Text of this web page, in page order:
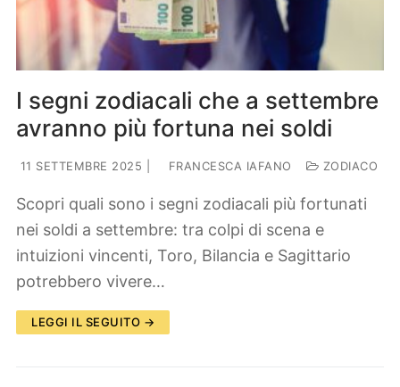
I segni zodiacali che a settembre
avranno più fortuna nei soldi
11 SETTEMBRE 2025 FRANCESCA IAFANO ZODIACO
Scopri quali sono i segni zodiacali più fortunati
nei soldi a settembre: tra colpi di scena e
intuizioni vincenti, Toro, Bilancia e Sagittario
potrebbero vivere…
LEGGI IL SEGUITO →